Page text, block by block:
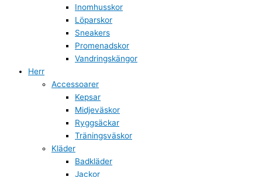
Inomhusskor
Löparskor
Sneakers
Promenadskor
Vandringskängor
Herr
Accessoarer
Kepsar
Midjeväskor
Ryggsäckar
Träningsväskor
Kläder
Badkläder
Jackor